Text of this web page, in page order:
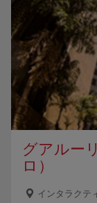
グアルー
ロ）
インタラクテ